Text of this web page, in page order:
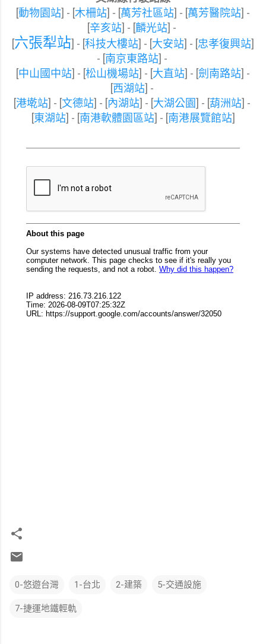
[動物園站] - [木柵站] - [萬芳社區站] - [萬芳醫院站] -
[辛亥站] - [麟光站] -
[六張犁站] - [科技大樓站] - [大安站] - [忠孝復興站]
- [南京東路站] -
[中山國中站] - [松山機場站] - [大直站] - [劍南路站] -
[西湖站] -
[港墘站] - [文德站] - [內湖站] - [大湖公園] - [葫洲站] -
[東湖站] - [南港軟體園區站] - [南港展覽館站]
0-悠遊台灣 1-台北 2-建築 5-交通設施
7-捷運地鐵輕軌